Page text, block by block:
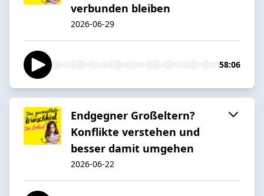
verbunden bleiben
2026-06-29
58:06
Endgegner Großeltern?
Konflikte verstehen und
besser damit umgehen
2026-06-22